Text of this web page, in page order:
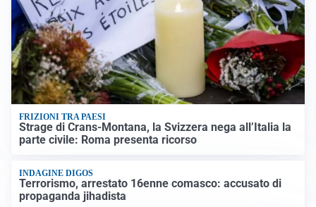
FRIZIONI TRA PAESI
Strage di Crans-Montana, la Svizzera nega all’Italia la
parte civile: Roma presenta ricorso
INDAGINE DIGOS
Terrorismo, arrestato 16enne comasco: accusato di
propaganda jihadista